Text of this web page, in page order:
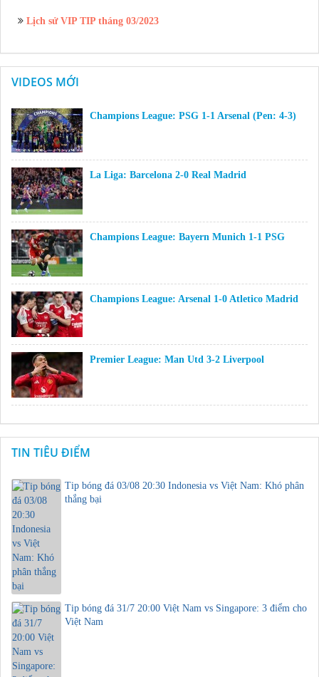
Lịch sử VIP TIP tháng 03/2023
VIDEOS MỚI
Champions League: PSG 1-1 Arsenal (Pen: 4-3)
La Liga: Barcelona 2-0 Real Madrid
Champions League: Bayern Munich 1-1 PSG
Champions League: Arsenal 1-0 Atletico Madrid
Premier League: Man Utd 3-2 Liverpool
TIN TIÊU ĐIỂM
Tip bóng đá 03/08 20:30 Indonesia vs Việt Nam: Khó phân
thắng bại
Tip bóng đá 31/7 20:00 Việt Nam vs Singapore: 3 điểm cho
Việt Nam